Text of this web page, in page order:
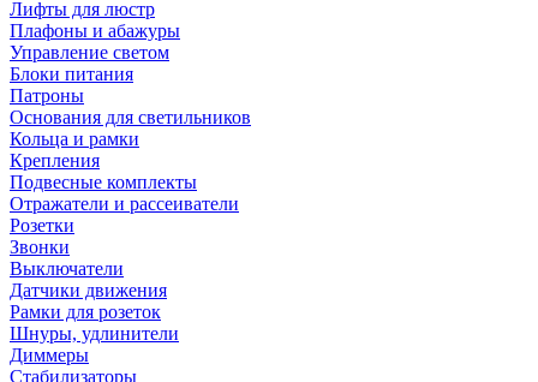
Лифты для люстр
Плафоны и абажуры
Управление светом
Блоки питания
Патроны
Основания для светильников
Кольца и рамки
Крепления
Подвесные комплекты
Отражатели и рассеиватели
Розетки
Звонки
Выключатели
Датчики движения
Рамки для розеток
Шнуры, удлинители
Диммеры
Стабилизаторы